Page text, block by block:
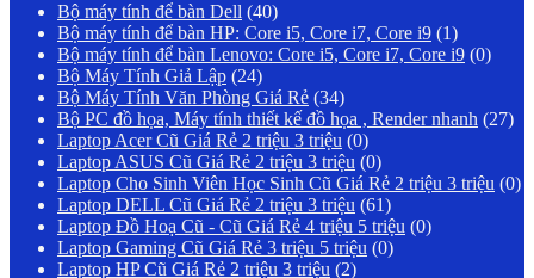
Bộ máy tính để bàn Dell (40)
Bộ máy tính để bàn HP: Core i5, Core i7, Core i9 (1)
Bộ máy tính để bàn Lenovo: Core i5, Core i7, Core i9 (0)
Bộ Máy Tính Giả Lập (24)
Bộ Máy Tính Văn Phòng Giá Rẻ (34)
Bộ PC đồ họa, Máy tính thiết kế đồ họa , Render nhanh (27)
Laptop Acer Cũ Giá Rẻ 2 triệu 3 triệu (0)
Laptop ASUS Cũ Giá Rẻ 2 triệu 3 triệu (0)
Laptop Cho Sinh Viên Học Sinh Cũ Giá Rẻ 2 triệu 3 triệu (0)
Laptop DELL Cũ Giá Rẻ 2 triệu 3 triệu (61)
Laptop Đồ Hoạ Cũ - Cũ Giá Rẻ 4 triệu 5 triệu (0)
Laptop Gaming Cũ Giá Rẻ 3 triệu 5 triệu (0)
Laptop HP Cũ Giá Rẻ 2 triệu 3 triệu (2)